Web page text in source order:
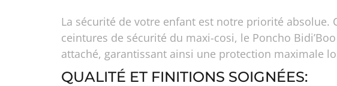
La sécurité de votre enfant est notre priorité
ceintures de sécurité du maxi-cosi, le Poncho
attaché, garantissant ainsi une protection maximale
QUALITÉ ET FINITIONS SOIGNÉES: